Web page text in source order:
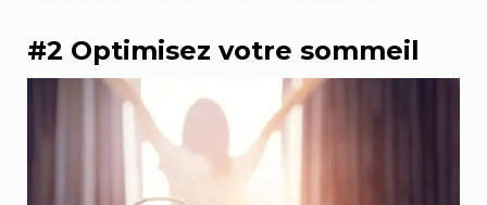
#2 Optimisez votre sommeil